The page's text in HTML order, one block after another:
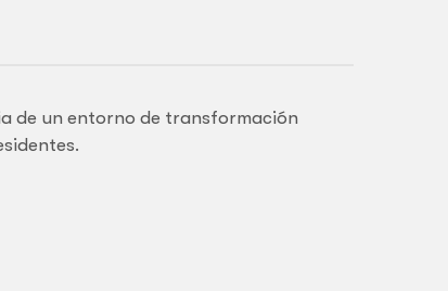
de un entorno de transformación